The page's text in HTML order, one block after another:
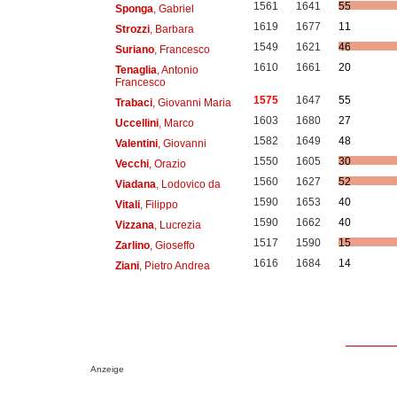
Sponga , Gabriel 1561 1641
55
Strozzi, Barbara 1619 1677
11
Suriano, Francesco 1549 1621
46
Tenaglia , Antonio
Francesco
1610 1661 20
Trabaci, Giovanni Maria 1575 1647
55
Uccellini, Marco 1603 1680
27
Valentini, Giovanni 1582 1649
48
Vecchi, Orazio 1550 1605
30
Viadana , Lodovico da 1560 1627
52
Vitali, Filippo 1590 1653
40
Vizzana , Lucrezia 1590 1662
40
Zarlino, Gioseffo 1517 1590
15
Ziani, Pietro Andrea 1616 1684 14
Anzeige